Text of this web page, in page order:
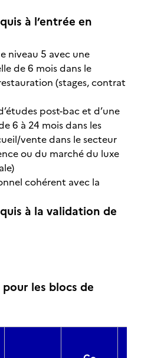
à l’entrée en
niveau 5 avec une
de 6 mois dans le
(stages, contrat
post-bac et d’une
6 à 24 mois dans les
vente dans le secteur
ou du marché du luxe
cohérent avec la
à la validation de
les blocs de